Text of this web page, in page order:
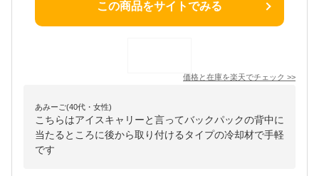
この商品をサイトでみる
価格と在庫を楽天でチェック >>
あみーご(40代・女性)
こちらはアイスキャリーと言ってバックパックの背中に
当たるところに後から取り付けるタイプの冷却材で手軽
です